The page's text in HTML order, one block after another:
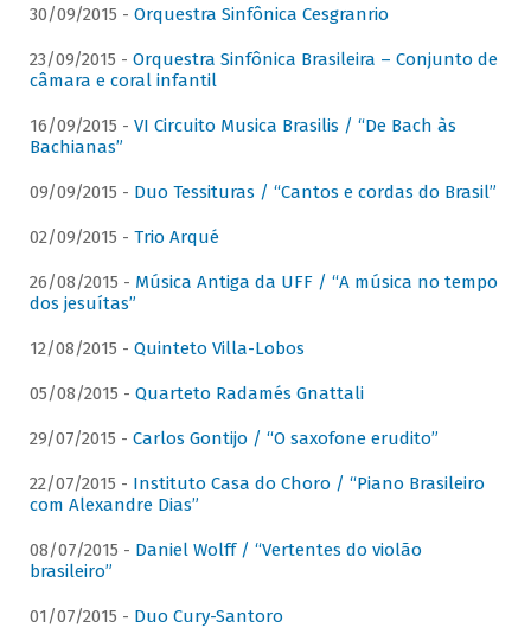
30/09/2015 - Orquestra Sinfônica Cesgranrio
23/09/2015 - Orquestra Sinfônica Brasileira – Conjunto de
câmara e coral infantil
16/09/2015 - VI Circuito Musica Brasilis / “De Bach às
Bachianas”
09/09/2015 - Duo Tessituras / “Cantos e cordas do Brasil”
02/09/2015 - Trio Arqué
26/08/2015 - Música Antiga da UFF / “A música no tempo
dos jesuítas”
12/08/2015 - Quinteto Villa-Lobos
05/08/2015 - Quarteto Radamés Gnattali
29/07/2015 - Carlos Gontijo / “O saxofone erudito”
22/07/2015 - Instituto Casa do Choro / “Piano Brasileiro
com Alexandre Dias”
08/07/2015 - Daniel Wolff / “Vertentes do violão
brasileiro”
01/07/2015 - Duo Cury-Santoro